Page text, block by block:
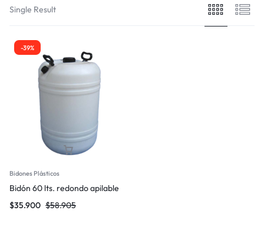
Single Result
-39%
Bidones Plásticos
Bidón 60 lts. redondo apilable
$58.905
$35.900